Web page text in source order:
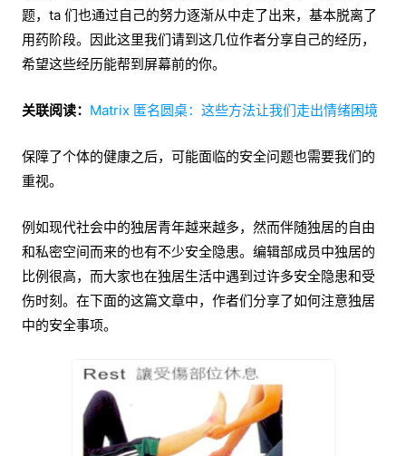
题，ta 们也通过自己的努力逐渐从中走了出来，基本脱离了
用药阶段。因此这里我们请到这几位作者分享自己的经历，
希望这些经历能帮到屏幕前的你。
关联阅读： Matrix 匿名圆桌：这些方法让我们走出情绪困境
保障了个体的健康之后，可能面临的安全问题也需要我们的
重视。
例如现代社会中的独居青年越来越多，然而伴随独居的自由
和私密空间而来的也有不少安全隐患。编辑部成员中独居的
比例很高，而大家也在独居生活中遇到过许多安全隐患和受
伤时刻。在下面的这篇文章中，作者们分享了如何注意独居
中的安全事项。